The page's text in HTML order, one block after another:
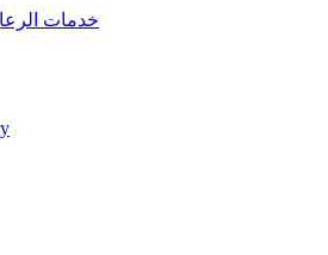
خدمات